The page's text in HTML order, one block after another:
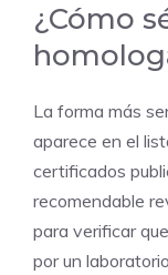
¿Cómo
La forma más
aparece en el
certificados
recomendable
para verificar
por un